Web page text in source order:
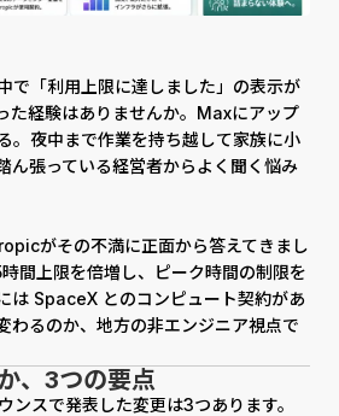
で「利用上限に達しました」の表示が
た経験はありませんか。Maxにアップ
。夜中まで作業を持ち越して家族に小
ん張っている経営者からよく聞く悩み
がその不満に正面から答えてきまし
間上限を倍増し、ピーク時間の制限を
は SpaceX とのコンピュート契約があ
わるのか、地方の非エンジニア視点で
、3つの要点
スで発表した変更は3つあります。